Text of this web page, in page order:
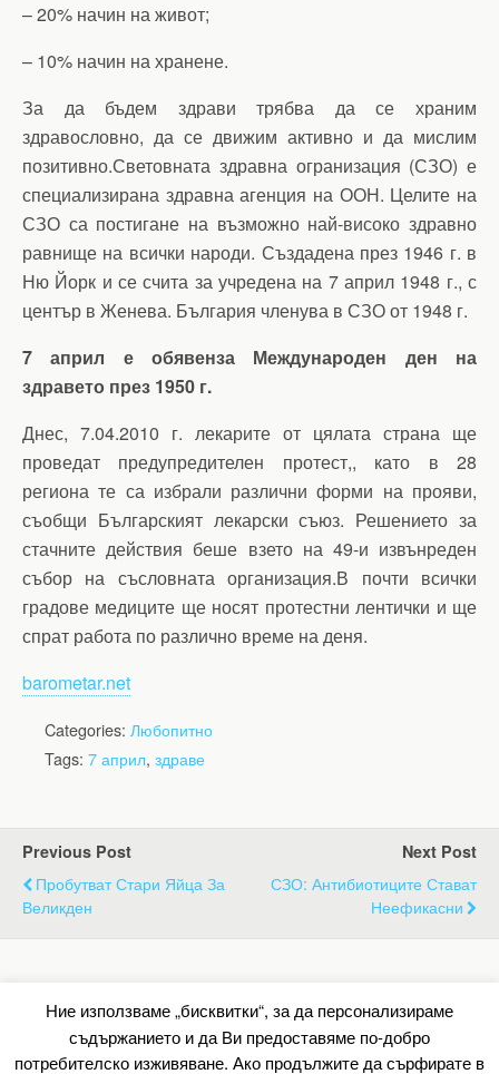
– 20% начин на живот;
– 10% начин на хранене.
За да бъдем здрави трябва да се храним
здравословно, да се движим активно и да мислим
позитивно.Световната здравна огранизация (СЗО) е
специализирана здравна агенция на ООН. Целите на
СЗО са постигане на възможно най-високо здравно
равнище на всички народи. Създадена през 1946 г. в
Ню Йорк и се счита за учредена на 7 април 1948 г., с
център в Женева. България членува в СЗО от 1948 г.
7 април е обявенза Международен ден на
здравето през 1950 г.
Днес, 7.04.2010 г. лекарите от цялата страна ще
проведат предупредителен протест,, като в 28
региона те са избрали различни форми на прояви,
съобщи Българският лекарски съюз. Решението за
стачните действия беше взето на 49-и извънреден
събор на съсловната организация.В почти всички
градове медиците ще носят протестни лентички и ще
спрат работа по различно време на деня.
barometar.net
Categories: Любопитно
Tags: 7 април, здраве
Previous Post
Пробутват Стари Яйца За
Великден
Next Post
СЗО: Антибиотиците Стават
Неефикасни
Back to top
Mobile Desktop
Ние използваме „бисквитки“, за да персонализираме
съдържанието и да Ви предоставяме по-добро
потребителско изживяване. Ако продължите да сърфирате в